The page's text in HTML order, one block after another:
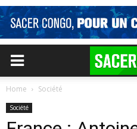
Home Société
Société